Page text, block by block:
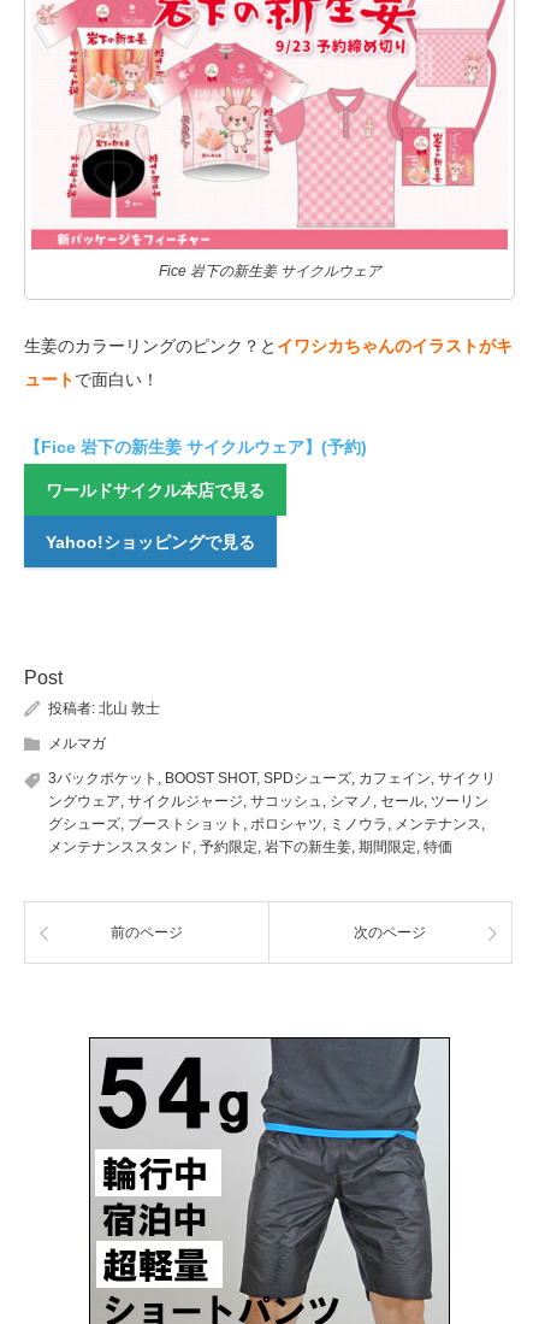
Fice 岩下の新生姜 サイクルウェア
生姜のカラーリングのピンク？と イワシカちゃんのイラストがキ
ュートで面白い！
【Fice 岩下の新生姜 サイクルウェア】(予約)
ワールドサイクル本店で見る
Yahoo!ショッピングで見る
Post
投稿者: 北山 敦士
メルマガ
3バックポケット , BOOST SHOT, SPDシューズ, カフェイン, サイクリ
ングウェア, サイクルジャージ, サコッシュ, シマノ , セール, ツーリン
グシューズ, ブーストショット , ポロシャツ, ミノウラ , メンテナンス,
メンテナンススタンド, 予約限定, 岩下の新生姜, 期間限定, 特価
前のページ 次のページ